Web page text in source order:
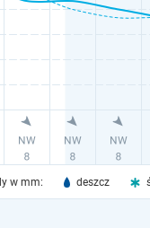
w mm: deszcz